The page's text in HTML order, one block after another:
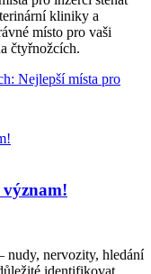
kliniky a
místo pro vaši
čtyřnožcích.
Nejlepší místa pro
význam!
nudy, nervozity, hledání